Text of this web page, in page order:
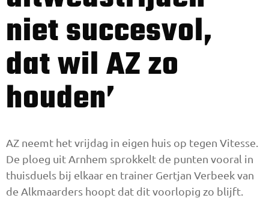
niet succesvol,
dat wil AZ zo
houden’
AZ neemt het vrijdag in eigen huis op tegen Vitesse.
De ploeg uit Arnhem sprokkelt de punten vooral in
thuisduels bij elkaar en trainer Gertjan Verbeek van
de Alkmaarders hoopt dat dit voorlopig zo blijft.